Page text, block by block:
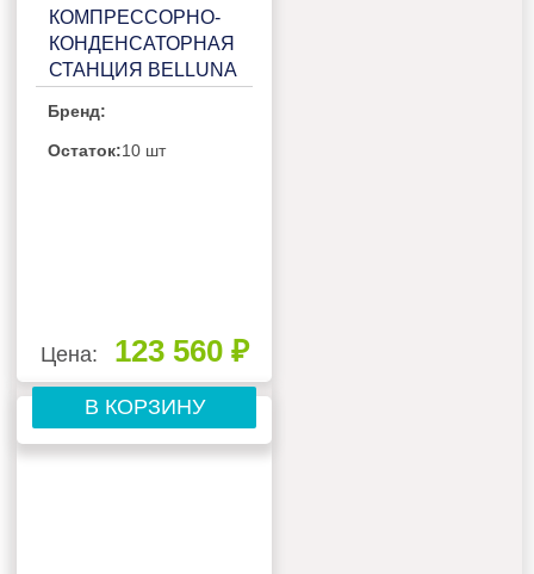
КОМПРЕССОРНО-
КОНДЕНСАТОРНАЯ
СТАНЦИЯ BELLUNA
ПОТРЕБИТЕЛЯ, С
РЕСИВЕРОМ,
Бренд:
Остаток:10 шт
Цена: 123 560 ₽
В КОРЗИНУ